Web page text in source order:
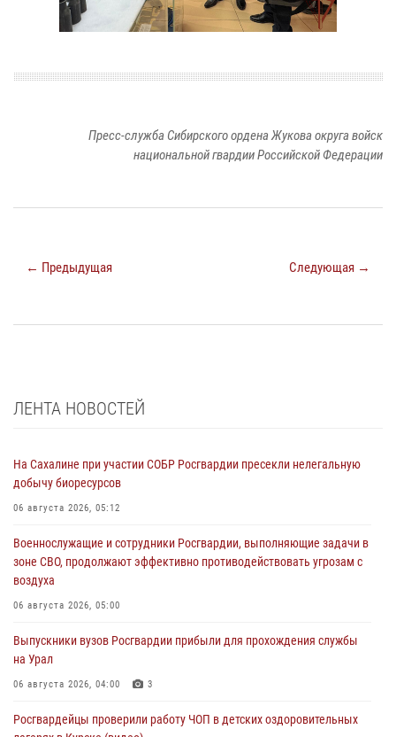
Пресс-служба Сибирского ордена Жукова округа войск
национальной гвардии Российской Федерации
← Предыдущая Следующая →
ЛЕНТА НОВОСТЕЙ
На Сахалине при участии СОБР Росгвардии пресекли нелегальную
добычу биоресурсов
06 августа 2026, 05:12
Военнослужащие и сотрудники Росгвардии, выполняющие задачи в
зоне СВО, продолжают эффективно противодействовать угрозам с
воздуха
06 августа 2026, 05:00
Выпускники вузов Росгвардии прибыли для прохождения службы
на Урал
06 августа 2026, 04:00 3
Росгвардейцы проверили работу ЧОП в детских оздоровительных